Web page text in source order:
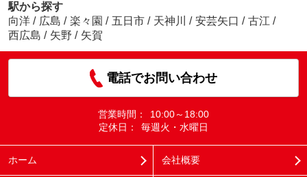
駅から探す
向洋 / 広島 / 楽々園 / 五日市 / 天神川 / 安芸矢口 / 古江 /
西広島 / 矢野 / 矢賀
電話でお問い合わせ
営業時間：
10:00～18:00
定休日：
毎週火・水曜日
ホーム 会社概要